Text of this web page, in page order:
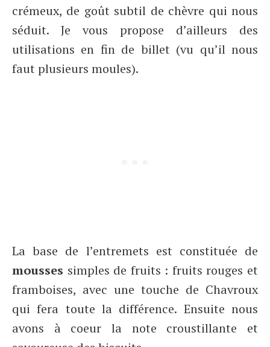
crémeux, de goût subtil de chèvre qui nous
séduit. Je vous propose d’ailleurs des
utilisations en fin de billet (vu qu’il nous
faut plusieurs moules).
La base de l’entremets est constituée de
mousses simples de fruits : fruits rouges et
framboises, avec une touche de Chavroux
qui fera toute la différence. Ensuite nous
avons à coeur la note croustillante et